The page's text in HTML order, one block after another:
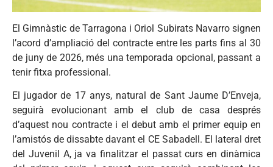
El Gimnàstic de Tarragona i Oriol Subirats Navarro signen
l’acord d’ampliació del contracte entre les parts fins al 30
de juny de 2026, més una temporada opcional, passant a
tenir fitxa professional.
El jugador de 17 anys, natural de Sant Jaume D’Enveja,
seguirà evolucionant amb el club de casa després
d’aquest nou contracte i el debut amb el primer equip en
l’amistós de dissabte davant el CE Sabadell. El lateral dret
del Juvenil A, ja va finalitzar el passat curs en dinàmica